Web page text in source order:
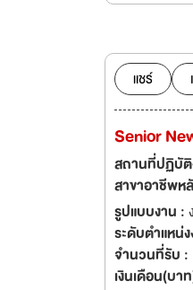
แชร์
Senior
สถานที่ปฏิบั
สาขาอาชีพห
รูปแบบงาน :
ระดับตำแหน่
จำนวนที่รับ :
เงินเดือน(บา